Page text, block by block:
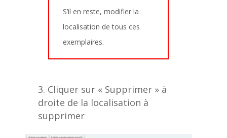
S’il en reste, modifier la
localisation de tous ces
exemplaires.
Cliquer sur « Supprimer » à
droite de la localisation à
supprimer